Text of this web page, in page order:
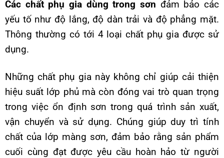
Các chất phụ gia dùng trong sơn đảm bảo các
yếu tố như độ lắng, độ dàn trải và độ phẳng mặt.
Thông thường có tới 4 loại chất phụ gia được sử
dụng.
Những chất phụ gia này không chỉ giúp cải thiện
hiệu suất lớp phủ mà còn đóng vai trò quan trọng
trong việc ổn định sơn trong quá trình sản xuất,
vận chuyển và sử dụng. Chúng giúp duy trì tính
chất của lớp màng sơn, đảm bảo rằng sản phẩm
cuối cùng đạt được yêu cầu hoàn hảo từ người